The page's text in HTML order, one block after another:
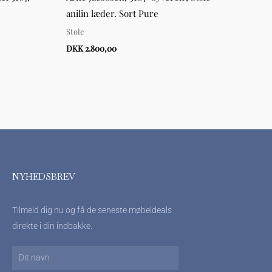
anilin læder. Sort Pure
Stole
DKK 2.800,00
NYHEDSBREV
Tilmeld dig nu og få de seneste møbeldeals
direkte i din indbakke.
Navn